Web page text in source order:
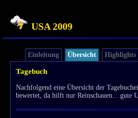
USA 2009
Einleitung Übersicht Highlights
Tagebuch
Nachfolgend eine Übersicht der
bewertet, da hilft nur Reinschauen... gute